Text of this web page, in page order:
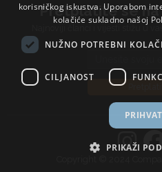
Pretplatite se
Najnoviji članci i vijesti stižu u
korisničkog iskustva. Uporabom
kolačiće sukladno našoj
NUŽNO POTREBNI
CILJANOST
PRIKAŽI